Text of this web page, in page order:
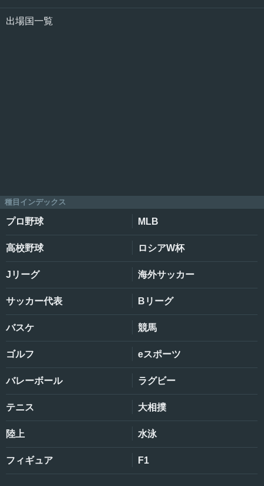
出場国一覧
種目インデックス
プロ野球 MLB
高校野球 ロシアW杯
Jリーグ 海外サッカー
サッカー代表 Bリーグ
バスケ 競馬
ゴルフ eスポーツ
バレーボール ラグビー
テニス 大相撲
陸上 水泳
フィギュア F1